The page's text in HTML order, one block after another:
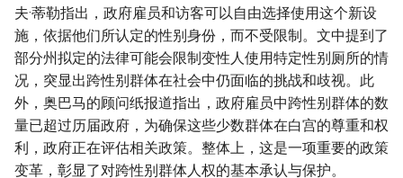
夫·蒂勒指出，政府雇员和访客可以自由选择使用这个新设
施，依据他们所认定的性别身份，而不受限制。文中提到了
部分州拟定的法律可能会限制变性人使用特定性别厕所的情
况，突显出跨性别群体在社会中仍面临的挑战和歧视。此
外，奥巴马的顾问纸报道指出，政府雇员中跨性别群体的数
量已超过历届政府，为确保这些少数群体在白宫的尊重和权
利，政府正在评估相关政策。整体上，这是一项重要的政策
变革，彰显了对跨性别群体人权的基本承认与保护。